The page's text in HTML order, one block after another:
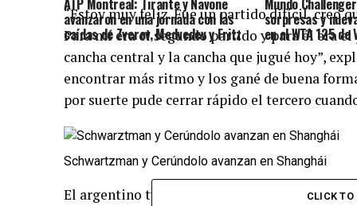
“Estoy muy feliz. Fue un partido difícil, creo
Para mí era el segundo partido y para él era
cancha central y la cancha que jugué hoy”,
encontrar más ritmo y los gané de buena
por suerte pude cerrar rápido el tercero
Schwartzman y Cerúndolo avanzan en Shanghái
El argentino tuvo que manejar un choque
ATP Montreal: Tirante y Navone
avanzaron en una jornada con las
caídas de Zverev, Medvedev y Fritz
Mundo
sorpresas y
en el WTA 125 de
CLICK